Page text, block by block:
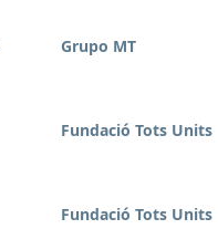
Grupo MT
Fundació Tots Units
Fundació Tots Units